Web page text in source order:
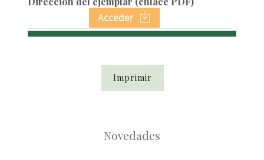
Acceder
Imprimir
Novedades